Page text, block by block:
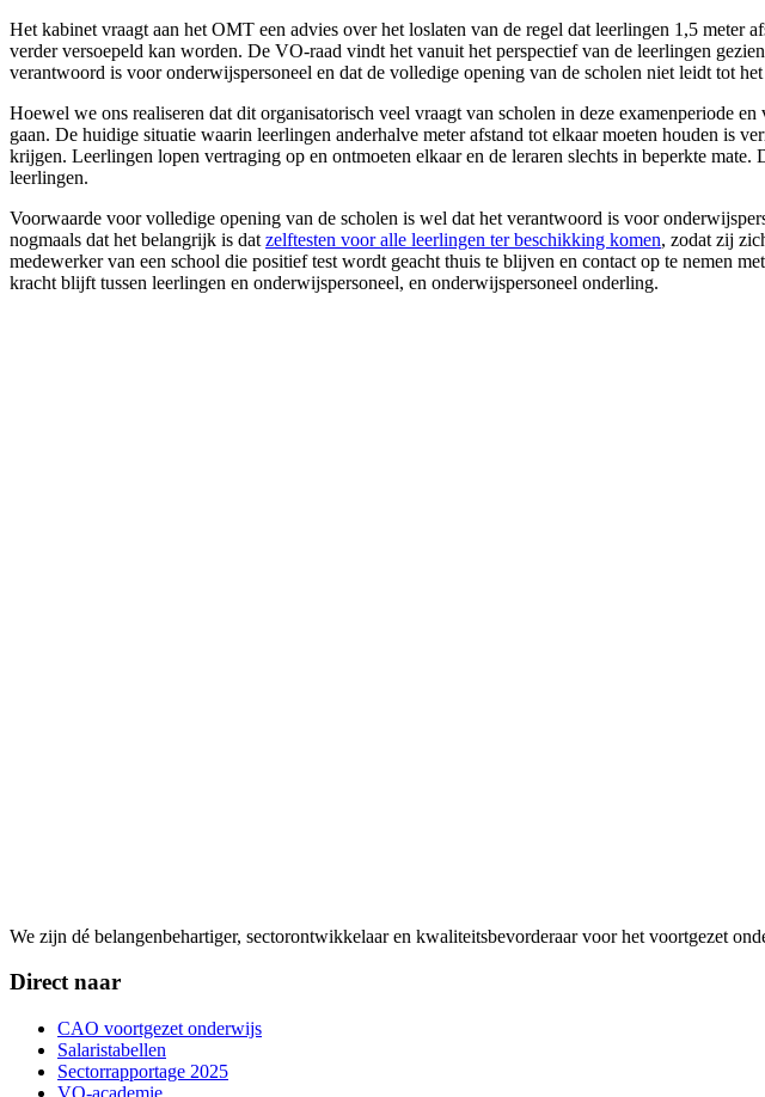
Het kabinet vraagt aan het OMT een advies over het loslaten van de regel dat leerlingen 1,5
verder versoepeld kan worden. De VO-raad vindt het vanuit het perspectief van de leerlingen
verantwoord is voor onderwijspersoneel en dat de volledige opening van de scholen niet leidt tot
Hoewel we ons realiseren dat dit organisatorisch veel vraagt van scholen in deze examenperiode
gaan. De huidige situatie waarin leerlingen anderhalve meter afstand tot elkaar moeten houden is
krijgen. Leerlingen lopen vertraging op en ontmoeten elkaar en de leraren slechts in beperkte
leerlingen.
Voorwaarde voor volledige opening van de scholen is wel dat het verantwoord is voor
nogmaals dat het belangrijk is dat zelftesten voor alle leerlingen ter beschikking komen, zodat zij
medewerker van een school die positief test wordt geacht thuis te blijven en contact op te nemen
kracht blijft tussen leerlingen en onderwijspersoneel, en onderwijspersoneel onderling.
We zijn dé belangenbehartiger, sectorontwikkelaar en kwaliteitsbevorderaar voor het voortgezet
Direct naar
CAO voortgezet onderwijs
Salaristabellen
Sectorrapportage 2025
VO-academie